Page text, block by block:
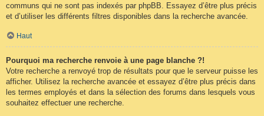
communs qui ne sont pas indexés par phpBB. Essayez d’être plus précis
et d’utiliser les différents filtres disponibles dans la recherche avancée.
Haut
Pourquoi ma recherche renvoie à une page blanche ?!
Votre recherche a renvoyé trop de résultats pour que le serveur puisse les
afficher. Utilisez la recherche avancée et essayez d’être plus précis dans
les termes employés et dans la sélection des forums dans lesquels vous
souhaitez effectuer une recherche.